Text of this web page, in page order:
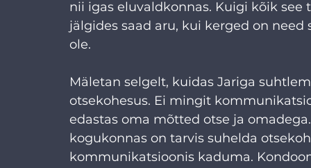
nii igas eluvaldkonnas. Kuigi kõik
jälgides saad aru, kui kerged on
ole.
Mäletan selgelt, kuidas Jariga
otsekohesus. Ei mingit
edastas oma mõtted otse ja
kogukonnas on tarvis suhelda
kommunikatsioonis kaduma.